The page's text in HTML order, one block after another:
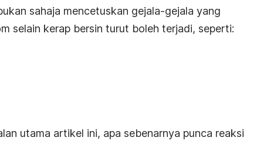
sahaja mencetuskan gejala-gejala yang
selain kerap bersin turut boleh terjadi, seperti:
utama artikel ini, apa sebenarnya punca reaksi